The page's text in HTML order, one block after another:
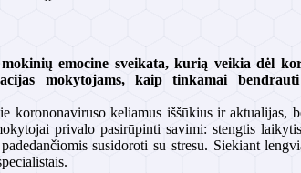
emocine sveikata, kurią veikia dėl
mokytojams, kaip tinkamai
korononaviruso keliamus iššūkius ir aktualijas,
privalo pasirūpinti savimi: stengtis
susidoroti su stresu. Siekiant